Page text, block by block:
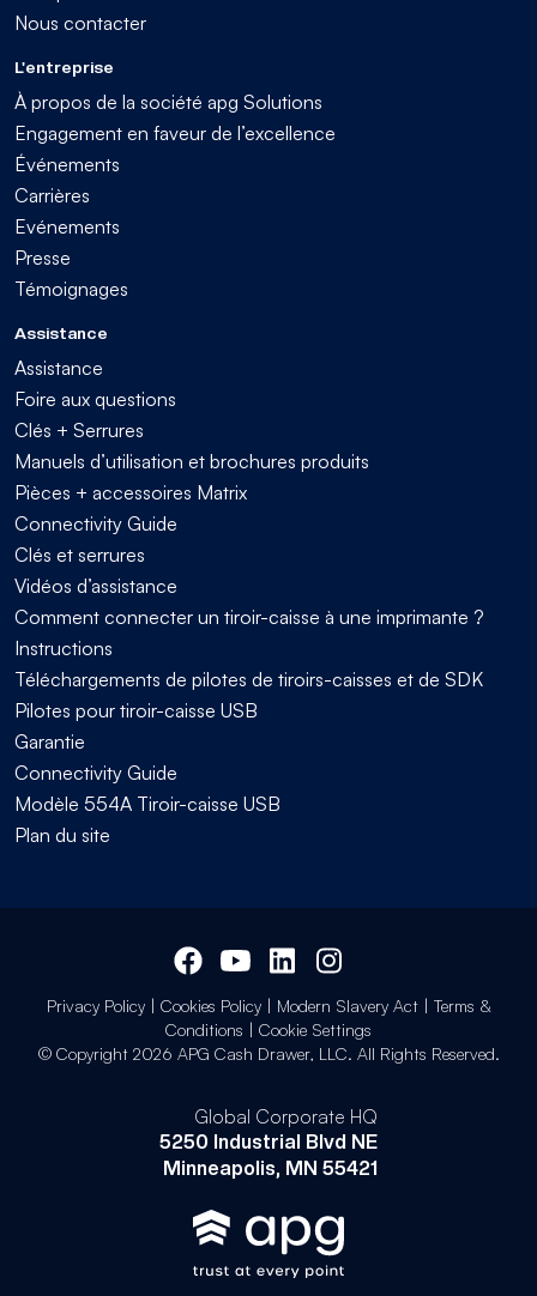
Nous contacter
L'entreprise
À propos de la société apg Solutions
Engagement en faveur de l’excellence
Événements
Carrières
Evénements
Presse
Témoignages
Assistance
Assistance
Foire aux questions
Clés + Serrures
Manuels d’utilisation et brochures produits
Pièces + accessoires Matrix
Connectivity Guide
Clés et serrures
Vidéos d’assistance
Comment connecter un tiroir-caisse à une imprimante ?
Instructions
Téléchargements de pilotes de tiroirs-caisses et de SDK
Pilotes pour tiroir-caisse USB
Garantie
Connectivity Guide
Modèle 554A Tiroir-caisse USB
Plan du site
Privacy Policy| Cookies Policy| Modern Slavery Act| Terms &
Conditions | Cookie Settings
© Copyright 2026 APG Cash Drawer, LLC. All Rights Reserved.
Global Corporate HQ
5250 Industrial Blvd NE
Minneapolis, MN 55421